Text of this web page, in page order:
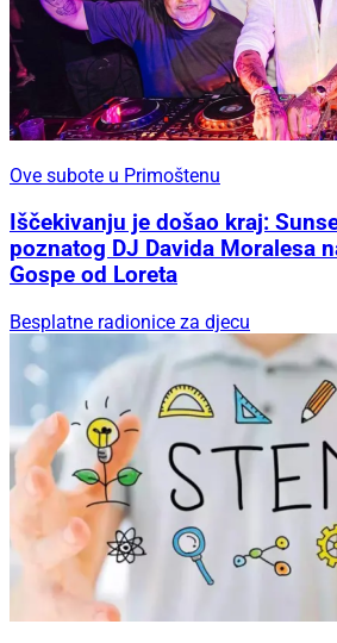
Ove subote u Primoštenu
Iščekivanju je došao kraj:
poznatog DJ Davida Moralesa
Gospe od Loreta
Besplatne radionice za djecu